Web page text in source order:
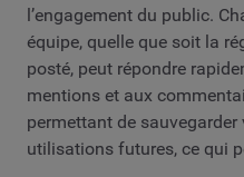
l’engagement du public.
équipe, quelle que soit la
posté, peut répondre
mentions et aux
permettant de
utilisations futures, ce qui